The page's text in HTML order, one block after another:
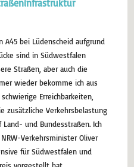
A45 bei Lüdenscheid aufgrund
sind in Südwestfalen
Straßen, aber auch die
wieder bekomme ich aus
Erreichbarkeiten,
zusätzliche Verkehrsbelastung
und Bundesstraßen. Ich
Verkehrsminister Oliver
für Südwestfalen und